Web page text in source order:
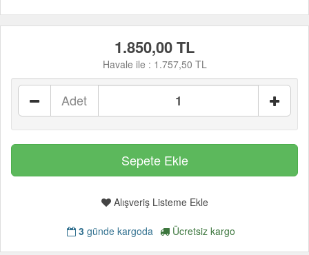
1.850,00 TL
Havale ile : 1.757,50 TL
Adet
Alışveriş Listeme Ekle
3 günde kargoda Ücretsiz kargo